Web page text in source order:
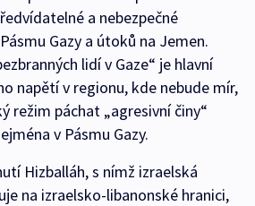
a nebezpečné
Gazy a útoků na Jemen.
lidí v Gaze“ je hlavní
napětí v regionu, kde nebude mír,
režim páchat „agresivní činy“
v Pásmu Gazy.
Hizballáh, s nímž izraelská
na izraelsko-libanonské hranici,